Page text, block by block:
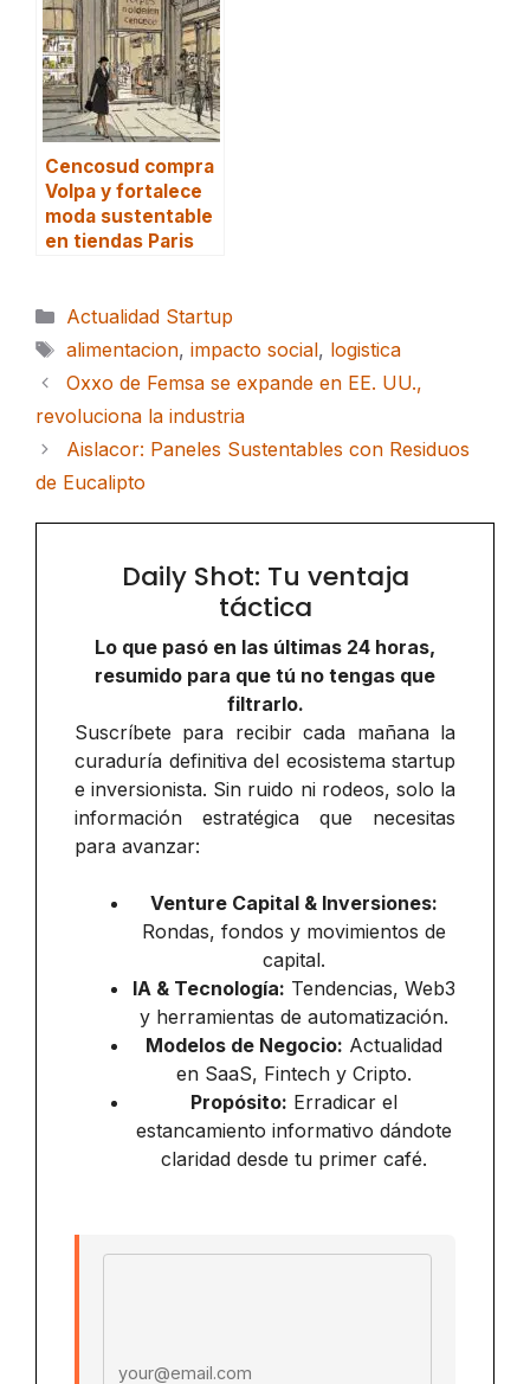
Cencosud compra
Volpa y fortalece
moda sustentable
en tiendas Paris
Categorías
Actualidad Startup
Etiquetas
alimentacion, impacto social, logistica
Oxxo de Femsa se expande en EE. UU.,
revoluciona la industria
Aislacor: Paneles Sustentables con Residuos
de Eucalipto
Daily Shot: Tu ventaja
táctica
Lo que pasó en las últimas 24 horas,
resumido para que tú no tengas que
filtrarlo.
Suscríbete para recibir cada mañana la
curaduría definitiva del ecosistema startup
e inversionista. Sin ruido ni rodeos, solo la
información estratégica que necesitas
para avanzar:
Venture Capital & Inversiones:
Rondas, fondos y movimientos de
capital.
IA & Tecnología: Tendencias, Web3
y herramientas de automatización.
Modelos de Negocio: Actualidad
en SaaS, Fintech y Cripto.
Propósito: Erradicar el
estancamiento informativo dándote
claridad desde tu primer café.